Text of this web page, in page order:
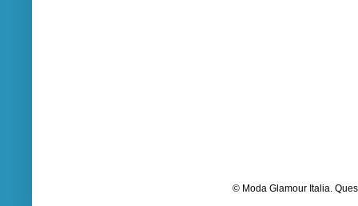
© Moda Glamour Italia.